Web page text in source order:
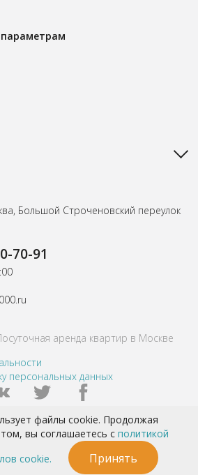
Большой Строченовский переулок
70-91
аренда квартир в Москве
персональных данных
сайта -студия Netlab
файлы cookie. Продолжая
вы соглашаетесь с политикой
cookie.
Принять